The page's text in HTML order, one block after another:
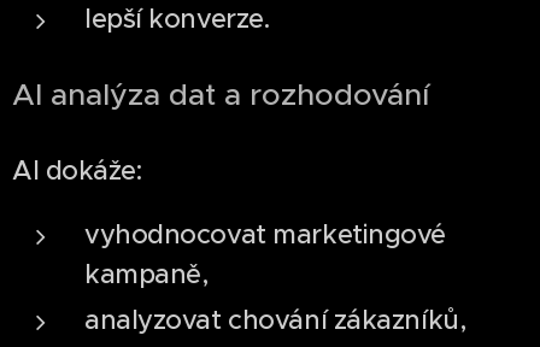
lepší konverze.
AI analýza dat a rozhodování
AI dokáže:
vyhodnocovat marketingové
kampaně,
analyzovat chování zákazníků,